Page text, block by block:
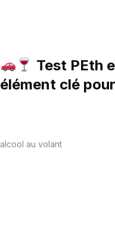
Test PEth
élément clé
alcool au volant